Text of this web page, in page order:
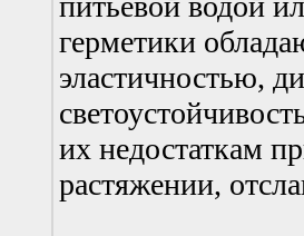
герметики
эластичностью,
их недостаткам
растяжении,